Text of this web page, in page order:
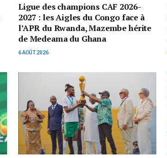
Ligue des champions CAF 2026-
2027 : les Aigles du Congo face à
l’APR du Rwanda, Mazembe hérite
de Medeama du Ghana
6 AOÛT 2026